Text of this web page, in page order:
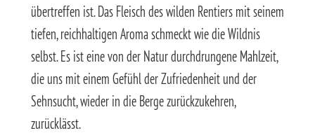
übertreffen ist. Das Fleisch des wilden Rentiers mit seinem
tiefen, reichhaltigen Aroma schmeckt wie die Wildnis
selbst. Es ist eine von der Natur durchdrungene Mahlzeit,
die uns mit einem Gefühl der Zufriedenheit und der
Sehnsucht, wieder in die Berge zurückzukehren,
zurücklässt.